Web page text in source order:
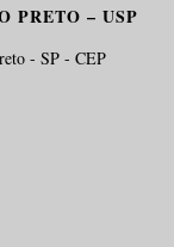
PRETO – USP
- SP - CEP